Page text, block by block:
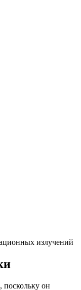
излучений
поскольку он